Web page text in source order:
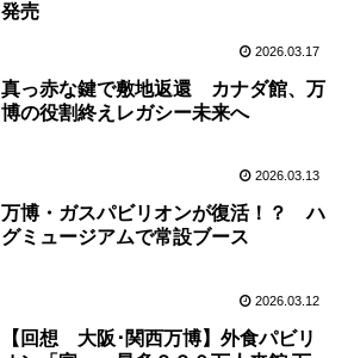
発売
2026.03.17
真っ赤な鍵で敷地返還 カナダ館、万
博の役割終えレガシー未来へ
2026.03.13
万博・ガスパビリオンが復活！？ ハ
グミュージアムで常設ブース
2026.03.12
【回想 大阪･関西万博】外食パビリ